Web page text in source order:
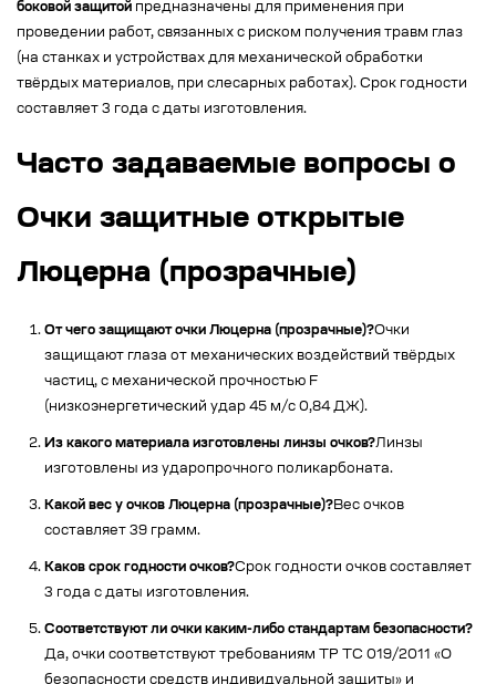
боковой защитой предназначены для применения при
проведении работ, связанных с риском получения травм глаз
(на станках и устройствах для механической обработки
твёрдых материалов, при слесарных работах). Срок годности
составляет 3 года с даты изготовления.
Часто задаваемые вопросы о
Очки защитные открытые
Люцерна (прозрачные)
От чего защищают очки Люцерна (прозрачные)?Очки
защищают глаза от механических воздействий твёрдых
частиц, с механической прочностью F
(низкоэнергетический удар 45 м/с 0,84 ДЖ).
Из какого материала изготовлены линзы очков?Линзы
изготовлены из ударопрочного поликарбоната.
Какой вес у очков Люцерна (прозрачные)?Вес очков
составляет 39 грамм.
Каков срок годности очков?Срок годности очков составляет
3 года с даты изготовления.
Соответствуют ли очки каким-либо стандартам безопасности?
Да, очки соответствуют требованиям ТР ТС 019/2011 «О
безопасности средств индивидуальной защиты» и